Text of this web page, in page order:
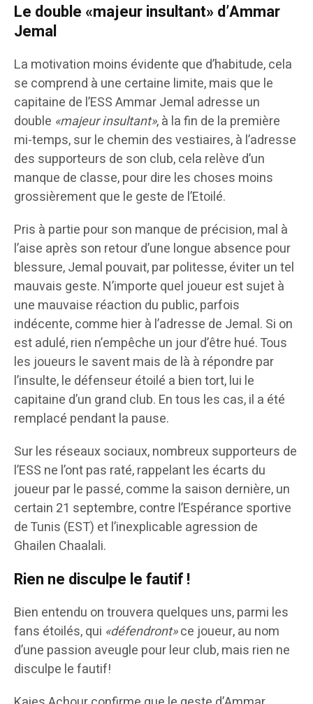
Le double «majeur insultant» d’Ammar
Jemal
La motivation moins évidente que d’habitude, cela
se comprend à une certaine limite, mais que le
capitaine de l’ESS Ammar Jemal adresse un
double «majeur insultant», à la fin de la première
mi-temps, sur le chemin des vestiaires, à l’adresse
des supporteurs de son club, cela relève d’un
manque de classe, pour dire les choses moins
grossièrement que le geste de l’Etoilé.
Pris à partie pour son manque de précision, mal à
l’aise après son retour d’une longue absence pour
blessure, Jemal pouvait, par politesse, éviter un tel
mauvais geste. N’importe quel joueur est sujet à
une mauvaise réaction du public, parfois
indécente, comme hier à l’adresse de Jemal. Si on
est adulé, rien n’empêche un jour d’être hué. Tous
les joueurs le savent mais de là à répondre par
l’insulte, le défenseur étoilé a bien tort, lui le
capitaine d’un grand club. En tous les cas, il a été
remplacé pendant la pause.
Sur les réseaux sociaux, nombreux supporteurs de
l’ESS ne l’ont pas raté, rappelant les écarts du
joueur par le passé, comme la saison dernière, un
certain 21 septembre, contre l’Espérance sportive
de Tunis (EST) et l’inexplicable agression de
Ghailen Chaalali.
Rien ne disculpe le fautif !
Bien entendu on trouvera quelques uns, parmi les
fans étoilés, qui «défendront»ce joueur, au nom
d’une passion aveugle pour leur club, mais rien ne
disculpe le fautif!